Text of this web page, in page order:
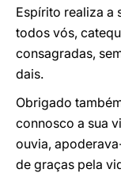
Espírito realiza a
todos vós,
consagradas,
dais.
Obrigado
connosco a sua
ouvia,
de graças pela